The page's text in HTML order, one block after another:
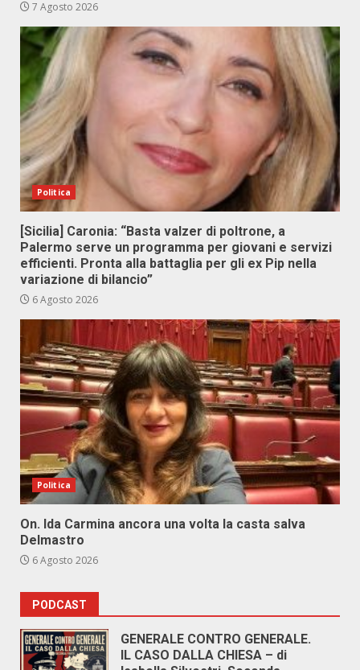
7 Agosto 2026
Politica
[Sicilia] Caronia: “Basta valzer di poltrone, a
Palermo serve un programma per giovani e servizi
efficienti. Pronta alla battaglia per gli ex Pip nella
variazione di bilancio”
6 Agosto 2026
Politica
On. Ida Carmina ancora una volta la casta salva
Delmastro
6 Agosto 2026
PODCAST
GENERALE CONTRO GENERALE.
IL CASO DALLA CHIESA – di